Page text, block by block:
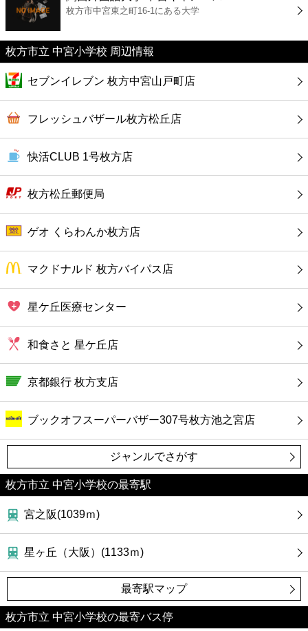
カフェ
ショッピング
銀行
公共
病院
ホテル
枚方市中宮東之町16-1にある大学
枚方市立 中宮小学校 周辺情報
セブンイレブン 枚方中宮山戸町店
フレッシュバザール枚方松丘店
快活CLUB 1号枚方店
枚方松丘郵便局
ゲオ くらわんか枚方店
マクドナルド 枚方バイパス店
星ケ丘医療センター
和食さと 星ケ丘店
京都銀行 枚方支店
ブックオフスーパーバザー307号枚方池之宮店
ジャンルでさがす
枚方市立 中宮小学校の最寄駅
宮之阪(1039ｍ)
星ヶ丘（大阪）(1133ｍ)
最寄駅マップ
枚方市立 中宮小学校の最寄バス停